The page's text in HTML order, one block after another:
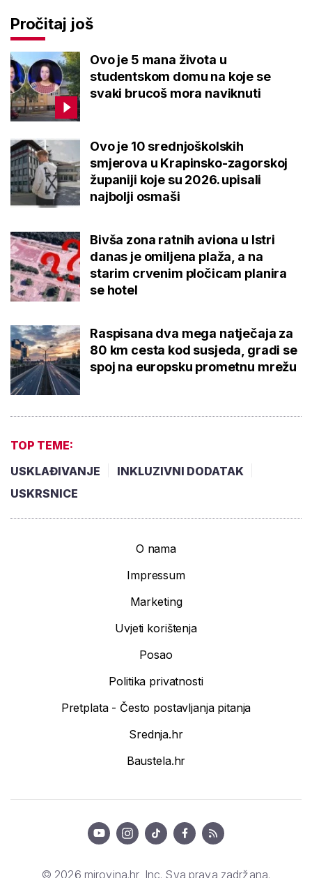
Pročitaj još
Ovo je 5 mana života u
studentskom domu na koje se
svaki brucoš mora naviknuti
Ovo je 10 srednjoškolskih
smjerova u Krapinsko-zagorskoj
županiji koje su 2026. upisali
najbolji osmaši
Bivša zona ratnih aviona u Istri
danas je omiljena plaža, a na
starim crvenim pločicam planira
se hotel
Raspisana dva mega natječaja za
80 km cesta kod susjeda, gradi se
spoj na europsku prometnu mrežu
TOP TEME:
USKLAĐIVANJE
INKLUZIVNI DODATAK
USKRSNICE
O nama
Impressum
Marketing
Uvjeti korištenja
Posao
Politika privatnosti
Pretplata - Često postavljanja pitanja
Srednja.hr
Baustela.hr
© 2026 mirovina.hr, Inc. Sva prava zadržana.